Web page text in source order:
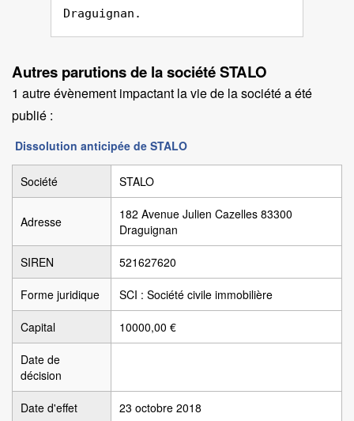
Draguignan.
Autres parutions de la société STALO
1 autre évènement impactant la vie de la société a été
publié :
Dissolution anticipée de STALO
Société STALO
Adresse
182 Avenue Julien Cazelles 83300
Draguignan
SIREN 521627620
Forme juridique SCI : Société civile immobilière
Capital 10000,00 €
Date de
décision
Date d'effet 23 octobre 2018